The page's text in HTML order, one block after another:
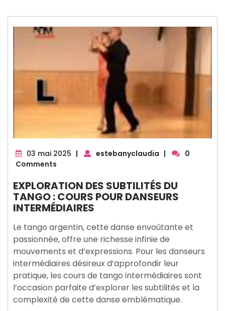
03 mai 2025 03
| estebanyclaudia |
0
Comments
EXPLORATION DES SUBTILITÉS DU
TANGO : COURS POUR DANSEURS
INTERMÉDIAIRES
Le tango argentin, cette danse envoûtante et
passionnée, offre une richesse infinie de
mouvements et d’expressions. Pour les danseurs
intermédiaires désireux d’approfondir leur
pratique, les cours de tango intermédiaires sont
l’occasion parfaite d’explorer les subtilités et la
complexité de cette danse emblématique.